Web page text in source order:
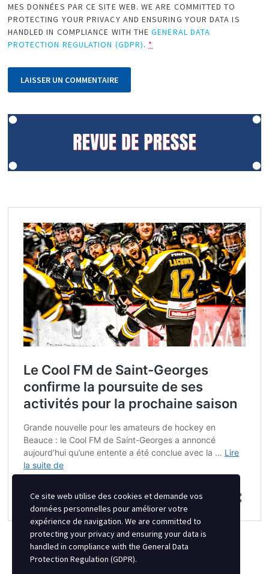
MES DONNÉES PAR CE SITE WEB. WE ARE COMMITTED TO
PROTECTING YOUR PRIVACY AND ENSURING YOUR DATA IS
HANDLED IN COMPLIANCE WITH THEGENERAL DATA
PROTECTION REGULATION (GDPR). *
Ce site web utilise des cookies et demande vos
données personnelles pour améliorer votre
expérience de navigation. We are committed to
protecting your privacy and ensuring your data is
handled in compliance with the General Data
Protection Regulation (GDPR).